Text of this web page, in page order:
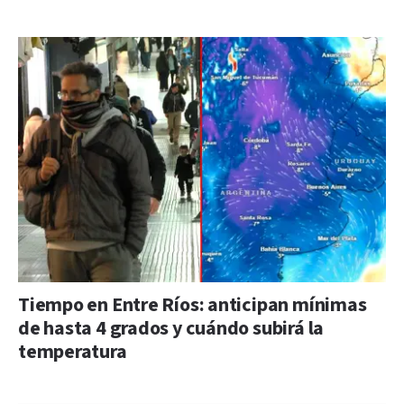
Tiempo en Entre Ríos: anticipan mínimas
de hasta 4 grados y cuándo subirá la
temperatura